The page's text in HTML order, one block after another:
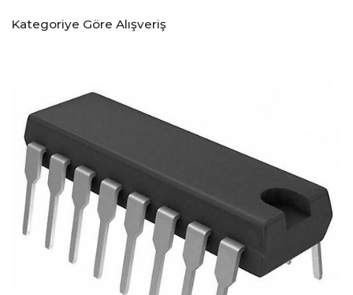
Kategoriye Göre Alışveriş